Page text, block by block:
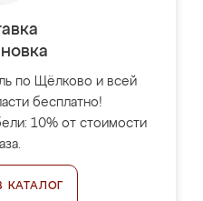
по Щёлково и всей
бесплатно!
10% от стоимости
КАТАЛОГ